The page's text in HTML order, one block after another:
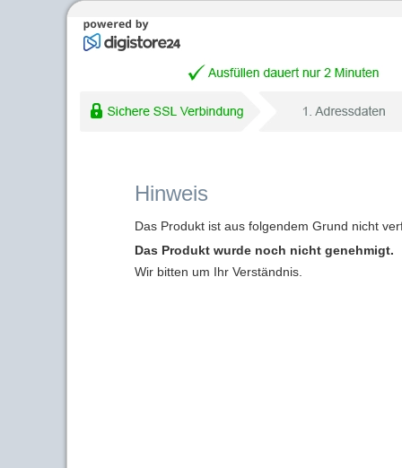
Hinweis
Das Produkt ist aus folgendem Grund nicht
Das Produkt wurde noch nicht genehmigt.
Wir bitten um Ihr Verständnis.